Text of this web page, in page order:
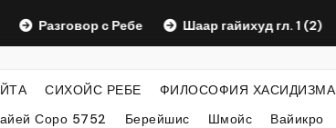
Разговор с Ребе Шаар гайихуд гл. 1 (2)
СИХОЙС РЕБЕ ФИЛОСОФИЯ ХАСИДИЗМА
Соро 5752 Берейшис Шмойс Вайикро